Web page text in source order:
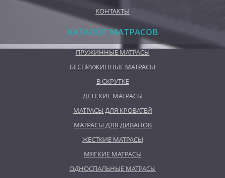
КОНТАКТЫ
КАТАЛОГ МАТРАСОВ
ПРУЖИННЫЕ МАТРАСЫ
БЕСПРУЖИННЫЕ МАТРАСЫ
В СКРУТКЕ
ДЕТСКИЕ МАТРАСЫ
МАТРАСЫ ДЛЯ КРОВАТЕЙ
МАТРАСЫ ДЛЯ ДИВАНОВ
ЖЕСТКИЕ МАТРАСЫ
МЯГКИЕ МАТРАСЫ
ОДНОСПАЛЬНЫЕ МАТРАСЫ